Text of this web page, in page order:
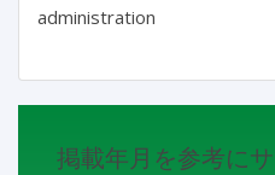
administration
掲載年月を参考に